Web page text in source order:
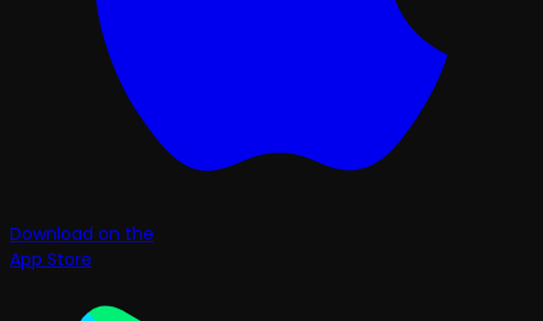
Download on the
App Store